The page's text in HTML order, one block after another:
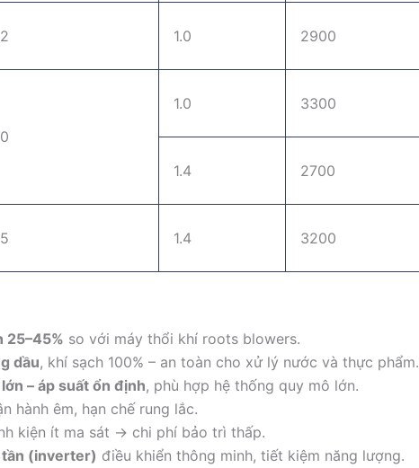
1.0 2900
1.0 3300
1.4 2700
1.4 3200
25–45% so với máy thổi khí roots blowers.
dầu, khí sạch 100% – an toàn cho xử lý nước và thực phẩm.
– áp suất ổn định, phù hợp hệ thống quy mô lớn.
hành êm, hạn chế rung lắc.
kiện ít ma sát → chi phí bảo trì thấp.
(inverter) điều khiển thông minh, tiết kiệm năng lượng.